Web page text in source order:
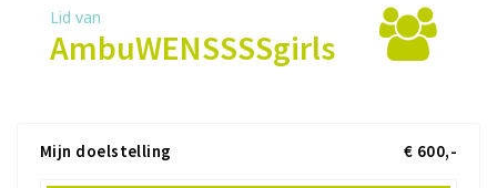
Lid van
AmbuWENSSSSgirls
Mijn doelstelling € 600,-